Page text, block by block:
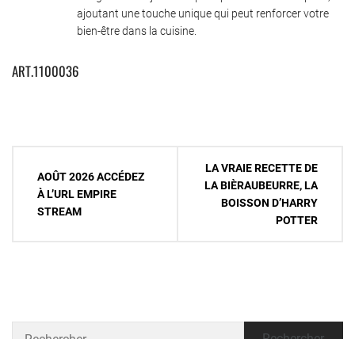
ajoutant une touche unique qui peut renforcer votre
bien-être dans la cuisine.
ART.1100036
l’article
AOÛT 2026 ACCÉDEZ
À L’URL EMPIRE
STREAM
LA VRAIE RECETTE DE
LA BIÈRAUBEURRE, LA
BOISSON D’HARRY
POTTER